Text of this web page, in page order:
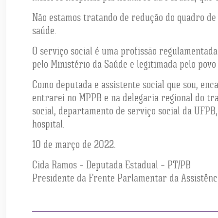
Não estamos tratando de redução do quadro
saúde.
O serviço social é uma profissão
pelo Ministério da Saúde e legitimada pelo
Como deputada e assistente social que sou,
entrarei no MPPB e na delegacia regional do
social, departamento de serviço social da
hospital.
10 de março de 2022.
Cida Ramos – Deputada Estadual – PT/PB
Presidente da Frente Parlamentar da